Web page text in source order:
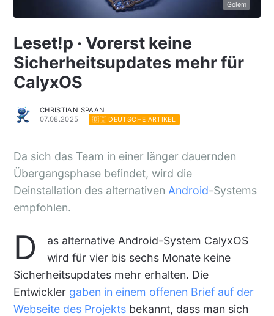
Golem
Leset!p · Vorerst keine
Sicherheitsupdates mehr für
CalyxOS
CHRISTIAN SPAAN
07.08.2025
🇩🇪 DEUTSCHE ARTIKEL
Da sich das Team in einer länger dauernden
Übergangsphase befindet, wird die
Deinstallation des alternativen Android-Systems
empfohlen.
D
as alternative Android-System CalyxOS
wird für vier bis sechs Monate keine
Sicherheitsupdates mehr erhalten. Die
Entwickler gaben in einem offenen Brief auf der
Webseite des Projektsbekannt, dass man sich